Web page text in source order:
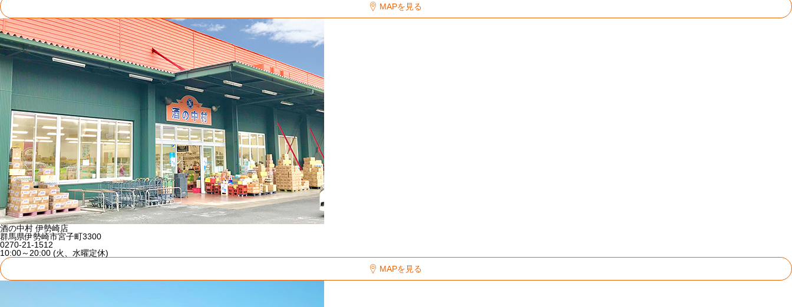
MAPを見る
酒の中村 伊勢崎店
群馬県伊勢崎市宮子町3300
0270-21-1512
10:00～20:00 (火、水曜定休)
MAPを見る